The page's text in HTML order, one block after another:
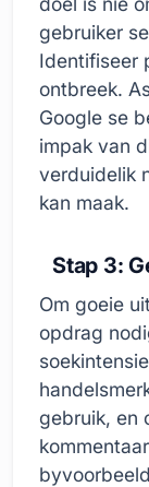
gebruiker
Identifiseer
ontbreek.
Google se
impak van
verduidelik
kan maak.
Stap 3:
Om goeie
opdrag
gebruik, en